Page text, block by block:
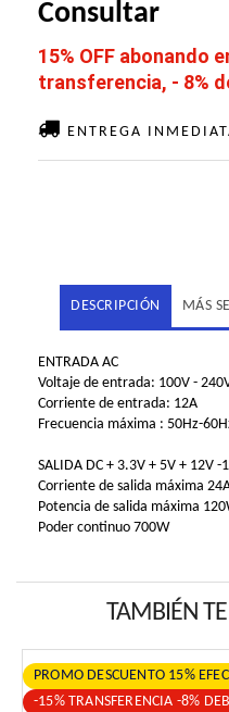
Consultar
15% OFF abonando
transferencia, - 8%
ENTREGA
DESCRIPCIÓN MÁS
ENTRADA AC
Voltaje de entrada: 100V -
Corriente de entrada: 12A
Frecuencia máxima : 50Hz-
SALIDA DC + 3.3V + 5V + 12V -
Corriente de salida máxima
Potencia de salida máxima
Poder continuo 700W
TAMBIÉN
PROMO DESCUENTO 15%
-15% TRANSFERENCIA -8%